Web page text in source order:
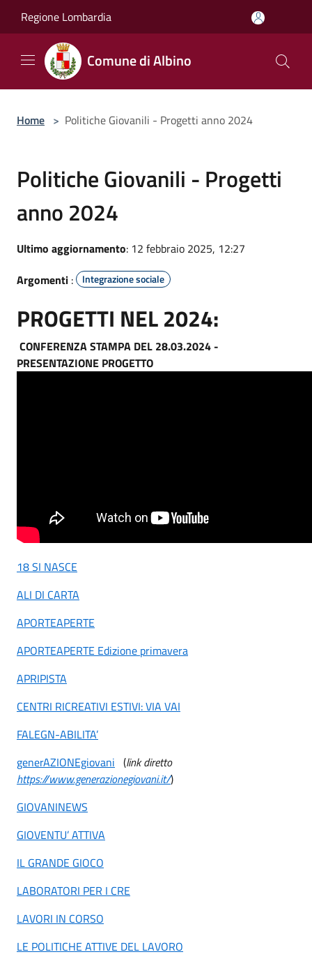
Regione Lombardia
Comune di Albino
Home > Politiche Giovanili - Progetti anno 2024
Politiche Giovanili - Progetti
anno 2024
Ultimo aggiornamento: 12 febbraio 2025, 12:27
Argomenti : Integrazione sociale
PROGETTI NEL 2024:
CONFERENZA STAMPA DEL 28.03.2024 -
PRESENTAZIONE PROGETTO
18 SI NASCE
ALI DI CARTA
APORTEAPERTE
APORTEAPERTE Edizione primavera
APRIPISTA
CENTRI RICREATIVI ESTIVI: VIA VAI
FALEGN-ABILITA’
generAZIONEgiovani (link diretto
https://www.generazionegiovani.it/)
GIOVANINEWS
GIOVENTU’ ATTIVA
IL GRANDE GIOCO
LABORATORI PER I CRE
LAVORI IN CORSO
LE POLITICHE ATTIVE DEL LAVORO